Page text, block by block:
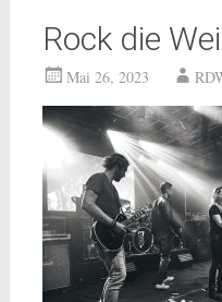
Rock die
Mai 26, 2023